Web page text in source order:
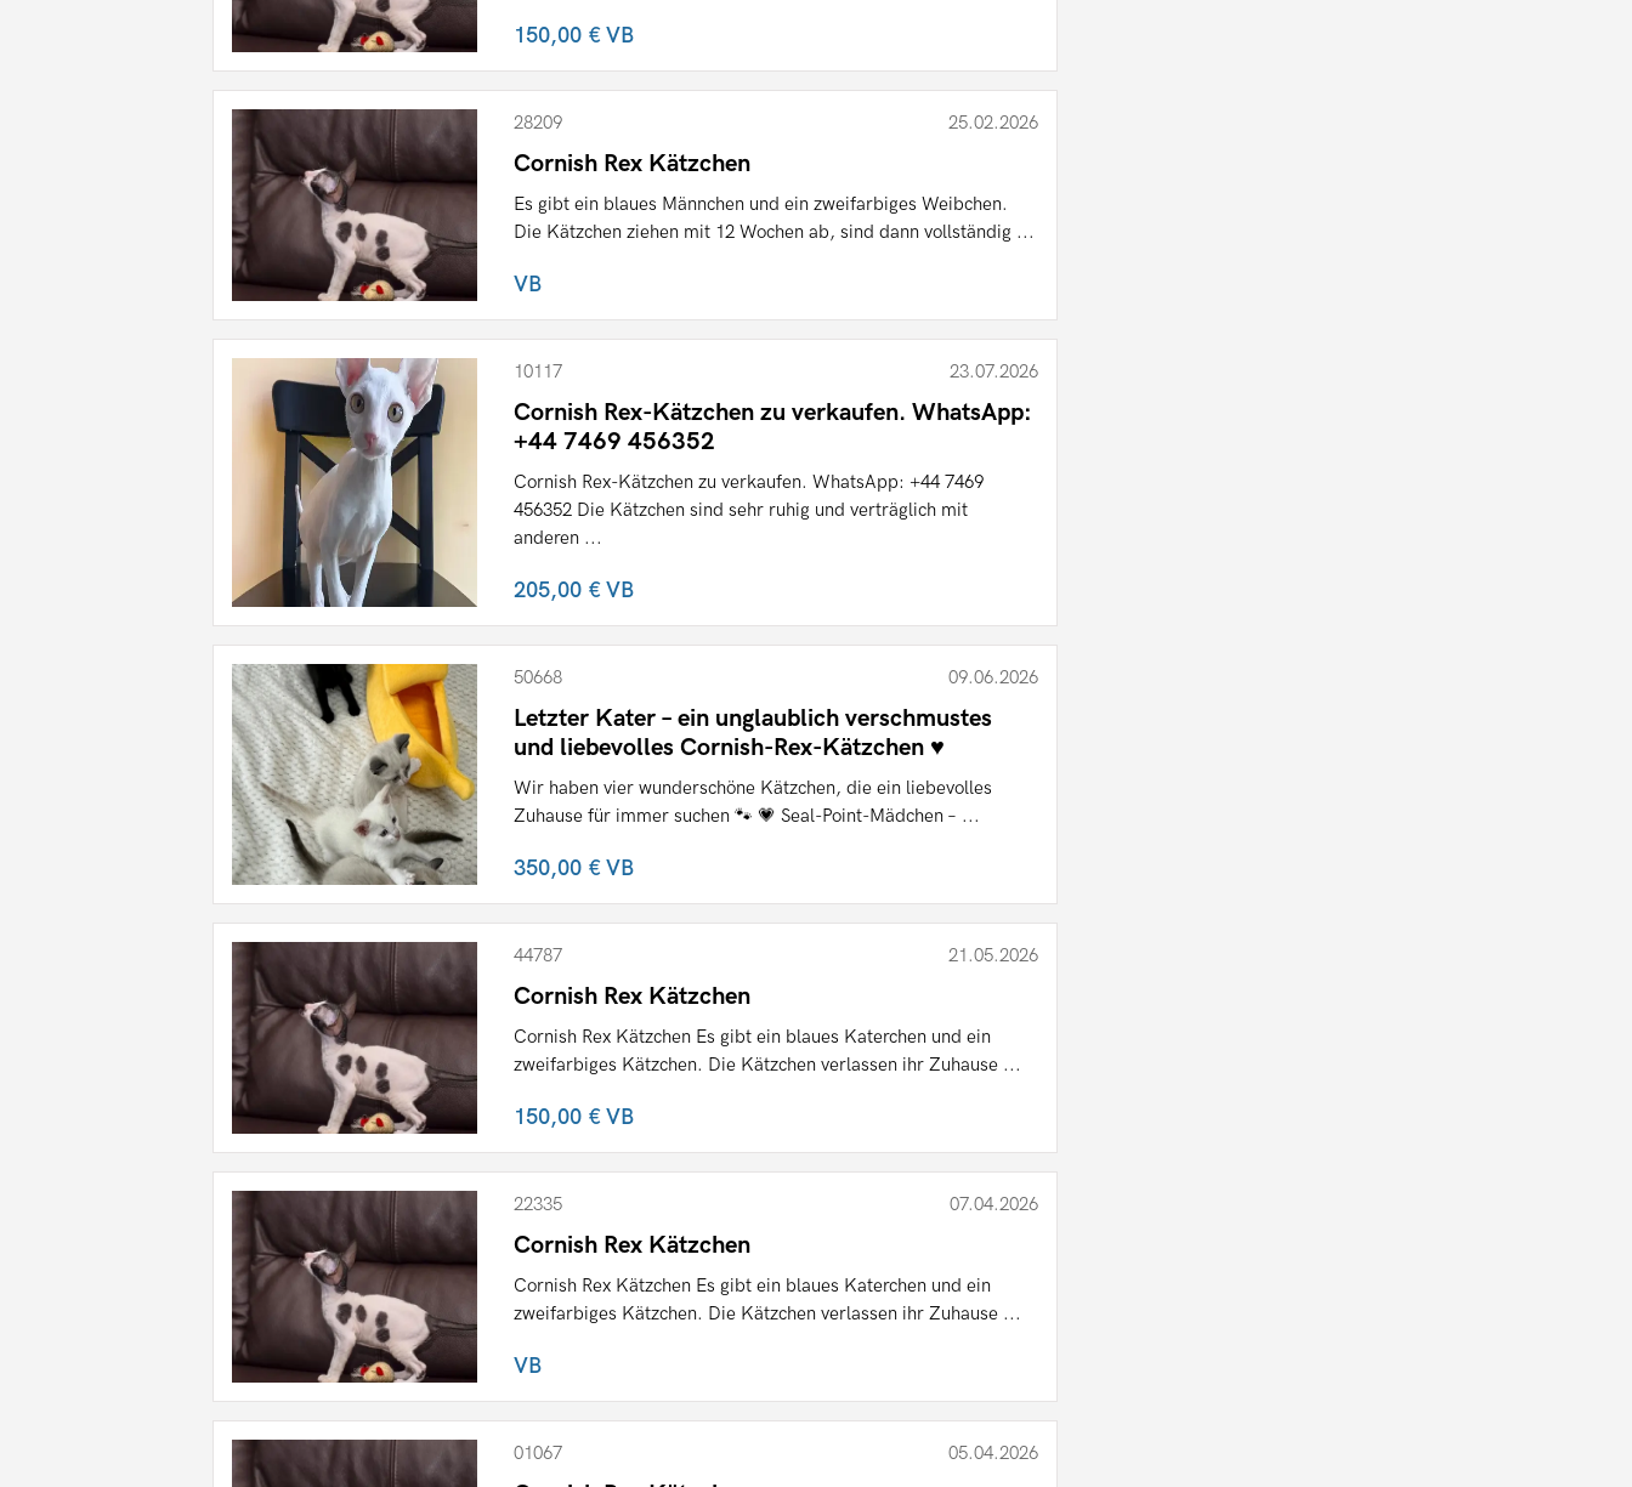
150,00 €VB
28209 25.02.2026
Cornish Rex Kätzchen
Es gibt ein blaues Männchen und ein zweifarbiges Weibchen.
Die Kätzchen ziehen mit 12 Wochen ab, sind dann vollständig ...
VB
10117 23.07.2026
Cornish Rex-Kätzchen zu verkaufen. WhatsApp:
+44 7469 456352
Cornish Rex-Kätzchen zu verkaufen. WhatsApp: +44 7469
456352 Die Kätzchen sind sehr ruhig und verträglich mit
anderen ...
205,00 €VB
50668 09.06.2026
Letzter Kater – ein unglaublich verschmustes
und liebevolles Cornish-Rex-Kätzchen ♥️
Wir haben vier wunderschöne Kätzchen, die ein liebevolles
Zuhause für immer suchen 🐾 💗 Seal-Point-Mädchen – ...
350,00 €VB
44787 21.05.2026
Cornish Rex Kätzchen
Cornish Rex Kätzchen Es gibt ein blaues Katerchen und ein
zweifarbiges Kätzchen. Die Kätzchen verlassen ihr Zuhause ...
150,00 €VB
22335 07.04.2026
Cornish Rex Kätzchen
Cornish Rex Kätzchen Es gibt ein blaues Katerchen und ein
zweifarbiges Kätzchen. Die Kätzchen verlassen ihr Zuhause ...
VB
01067 05.04.2026